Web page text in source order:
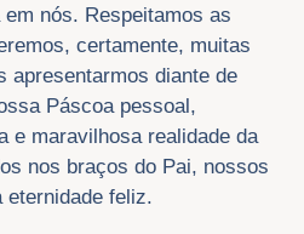
nós. Respeitamos as
certamente, muitas
apresentarmos diante de
Páscoa pessoal,
e maravilhosa realidade da
nos braços do Pai, nossos
eternidade feliz.